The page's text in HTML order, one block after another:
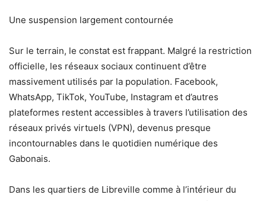
Une suspension largement contournée
Sur le terrain, le constat est frappant. Malgré la restriction
officielle, les réseaux sociaux continuent d’être
massivement utilisés par la population. Facebook,
WhatsApp, TikTok, YouTube, Instagram et d’autres
plateformes restent accessibles à travers l’utilisation des
réseaux privés virtuels (VPN), devenus presque
incontournables dans le quotidien numérique des
Gabonais.
Dans les quartiers de Libreville comme à l’intérieur du